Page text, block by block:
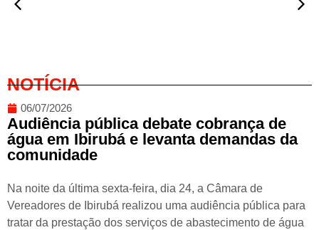
NOTÍCIA
06/07/2026
Audiência pública debate cobrança de
água em Ibirubá e levanta demandas da
comunidade
Na noite da última sexta-feira, dia 24, a Câmara de
Vereadores de Ibirubá realizou uma audiência pública para
tratar da prestação dos serviços de abastecimento de água